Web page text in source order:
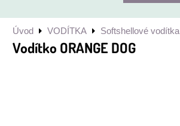
Úvod VODÍTKA Softshellové vodítka
Vodítko ORANGE DOG